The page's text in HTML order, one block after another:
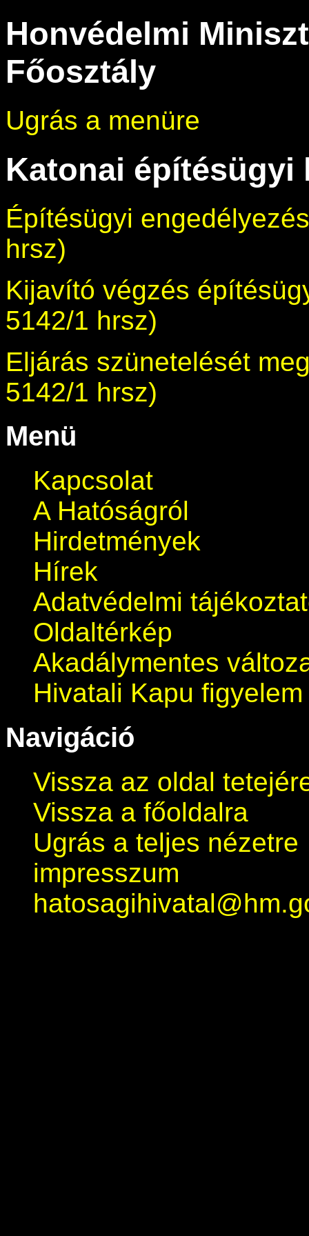
Honvédelmi
Főosztály
Ugrás a menüre
Katonai építésügyi
Építésügyi
hrsz)
Kijavító végzés
5142/1 hrsz)
Eljárás szünetelését
5142/1 hrsz)
Menü
Kapcsolat
A Hatóságról
Hirdetmények
Hírek
Adatvédelmi
Oldaltérkép
Akadálymentes
Hivatali Kapu
Navigáció
Vissza az oldal
Vissza a főoldalra
Ugrás a teljes nézetre
impresszum